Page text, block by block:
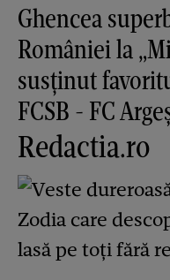
Ghencea
României la
susținut
FCSB - FC
Redactia.ro